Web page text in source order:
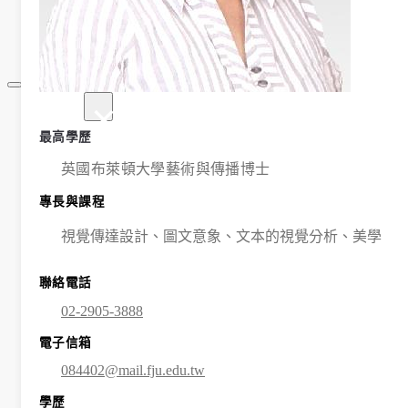
×
相關連結
最新消息
系所公告
招生
榮譽榜
獎助學金
學程簡介
課程資訊
招生資訊
成果發表
大學社會責任USR專區
最高學歷
英國布萊頓大學藝術與傳播博士
專長與課程
視覺傳達設計、圖文意象、文本的視覺分析、美學
聯絡電話
02-2905-3888
電子信箱
084402@mail.fju.edu.tw
學歷